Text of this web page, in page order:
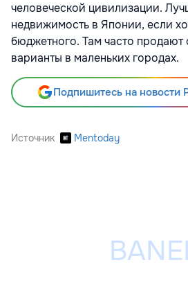
человеческой цивилизации.
недвижимость в Японии, если
бюджетного. Там часто продают
варианты в маленьких городах.
Подпишитесь на новости
Источник Mentoday